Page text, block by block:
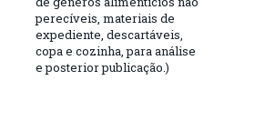
perecíveis, materiais de
expediente, descartáveis,
copa e cozinha, para análise
e posterior publicação.)